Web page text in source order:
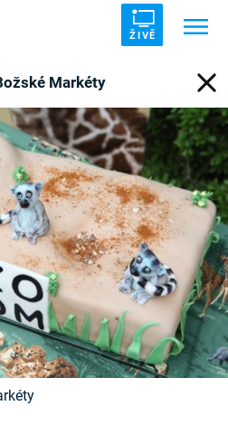
ŽIVĚ
DRUHÁ SVĚTOVÁ VÁLKA
Markéty